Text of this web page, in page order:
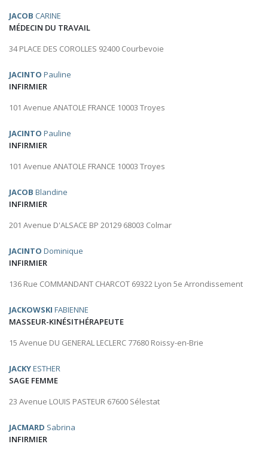
JACOB CARINE
MÉDECIN DU TRAVAIL
34 PLACE DES COROLLES 92400 Courbevoie
JACINTO Pauline
INFIRMIER
101 Avenue ANATOLE FRANCE 10003 Troyes
JACINTO Pauline
INFIRMIER
101 Avenue ANATOLE FRANCE 10003 Troyes
JACOB Blandine
INFIRMIER
201 Avenue D'ALSACE BP 20129 68003 Colmar
JACINTO Dominique
INFIRMIER
136 Rue COMMANDANT CHARCOT 69322 Lyon 5e Arrondissement
JACKOWSKI FABIENNE
MASSEUR-KINÉSITHÉRAPEUTE
15 Avenue DU GENERAL LECLERC 77680 Roissy-en-Brie
JACKYESTHER
SAGE FEMME
23 Avenue LOUIS PASTEUR 67600 Sélestat
JACMARD Sabrina
INFIRMIER